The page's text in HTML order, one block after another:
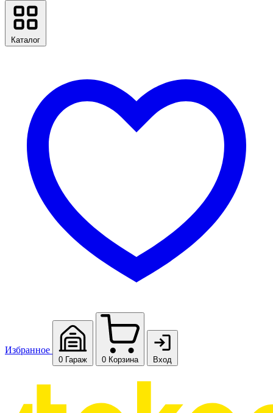
Каталог
Избранное
0 Гараж 0 Корзина Вход